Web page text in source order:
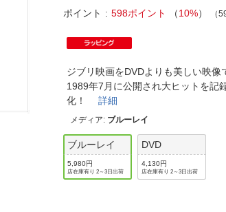
よくある質問・お
ポイント
598ポイント （10%） （
ジブリ映画をDVDよりも美しい映像
1989年7月に公開され大ヒットを記
化！詳細
メディア: ブルーレイ
ブルーレイ
5,980円
店在庫有り 2～3日出荷
DVD
4,130円
店在庫有り 2～3日出荷